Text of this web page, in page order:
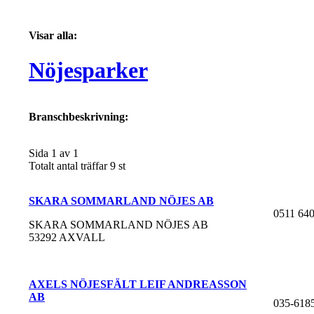
Visar alla:
Nöjesparker
Branschbeskrivning:
Sida 1 av 1
Totalt antal träffar 9 st
SKARA SOMMARLAND NÖJES AB
SKARA SOMMARLAND NÖJES AB
53292 AXVALL
0511
AXELS NÖJESFÄLT LEIF ANDREASSON
AB
035-